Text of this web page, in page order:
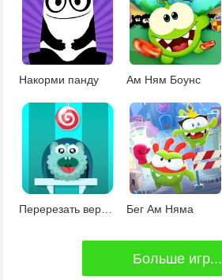
Накорми панду Ам Ням Боунс
Перерезать веревку Бег Ам Няма
Больше игр...